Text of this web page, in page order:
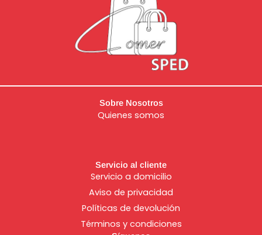
Sobre Nosotros
Quienes somos
Servicio al cliente
Servicio a domicilio
Aviso de privacidad
Políticas de devolución
Términos y condiciones